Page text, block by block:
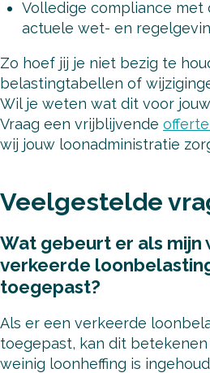
Volledige compliance met
actuele wet- en
Zo hoef jij je niet bezig te
belastingtabellen of
Wil je weten wat dit voor
Vraag een vrijblijvende
wij jouw loonadministratie
Veelgestelde
Wat gebeurt er als mijn
verkeerde
toegepast?
Als er een verkeerde
toegepast, kan dit
weinig loonheffing is